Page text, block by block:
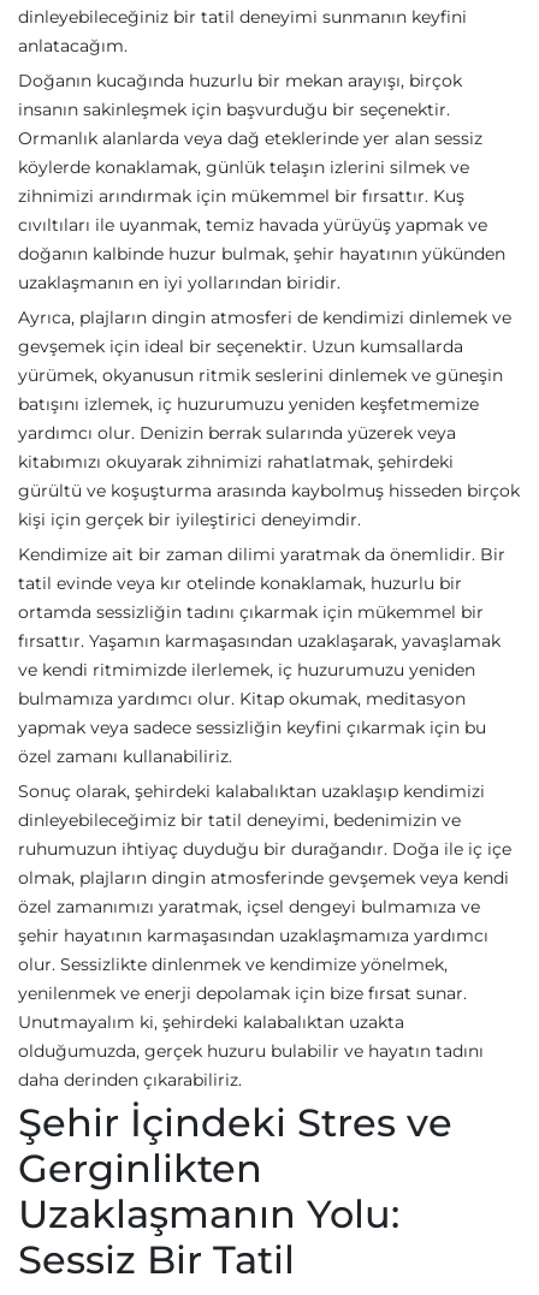
dinleyebileceğiniz bir tatil deneyimi sunmanın keyfini
anlatacağım.
Doğanın kucağında huzurlu bir mekan arayışı, birçok
insanın sakinleşmek için başvurduğu bir seçenektir.
Ormanlık alanlarda veya dağ eteklerinde yer alan sessiz
köylerde konaklamak, günlük telaşın izlerini silmek ve
zihnimizi arındırmak için mükemmel bir fırsattır. Kuş
cıvıltıları ile uyanmak, temiz havada yürüyüş yapmak ve
doğanın kalbinde huzur bulmak, şehir hayatının yükünden
uzaklaşmanın en iyi yollarından biridir.
Ayrıca, plajların dingin atmosferi de kendimizi dinlemek ve
gevşemek için ideal bir seçenektir. Uzun kumsallarda
yürümek, okyanusun ritmik seslerini dinlemek ve güneşin
batışını izlemek, iç huzurumuzu yeniden keşfetmemize
yardımcı olur. Denizin berrak sularında yüzerek veya
kitabımızı okuyarak zihnimizi rahatlatmak, şehirdeki
gürültü ve koşuşturma arasında kaybolmuş hisseden birçok
kişi için gerçek bir iyileştirici deneyimdir.
Kendimize ait bir zaman dilimi yaratmak da önemlidir. Bir
tatil evinde veya kır otelinde konaklamak, huzurlu bir
ortamda sessizliğin tadını çıkarmak için mükemmel bir
fırsattır. Yaşamın karmaşasından uzaklaşarak, yavaşlamak
ve kendi ritmimizde ilerlemek, iç huzurumuzu yeniden
bulmamıza yardımcı olur. Kitap okumak, meditasyon
yapmak veya sadece sessizliğin keyfini çıkarmak için bu
özel zamanı kullanabiliriz.
Sonuç olarak, şehirdeki kalabalıktan uzaklaşıp kendimizi
dinleyebileceğimiz bir tatil deneyimi, bedenimizin ve
ruhumuzun ihtiyaç duyduğu bir durağandır. Doğa ile iç içe
olmak, plajların dingin atmosferinde gevşemek veya kendi
özel zamanımızı yaratmak, içsel dengeyi bulmamıza ve
şehir hayatının karmaşasından uzaklaşmamıza yardımcı
olur. Sessizlikte dinlenmek ve kendimize yönelmek,
yenilenmek ve enerji depolamak için bize fırsat sunar.
Unutmayalım ki, şehirdeki kalabalıktan uzakta
olduğumuzda, gerçek huzuru bulabilir ve hayatın tadını
daha derinden çıkarabiliriz.
Şehir İçindeki Stres ve
Gerginlikten
Uzaklaşmanın Yolu:
Sessiz Bir Tatil